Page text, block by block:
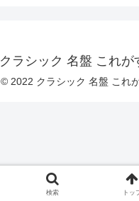
クラシック 名盤 これが
© 2022 クラシック 名盤 これが
検索 トッ